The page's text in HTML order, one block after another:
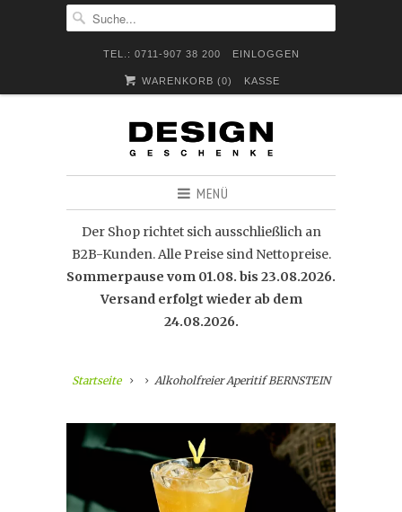
TEL.: 0711-907 38 200 EINLOGGEN
WARENKORB (0) KASSE
MENÜ
Der Shop richtet sich ausschließlich an
B2B-Kunden. Alle Preise sind Nettopreise.
Sommerpause vom 01.08. bis 23.08.2026.
Versand erfolgt wieder ab dem
24.08.2026.
Startseite Alkoholfreier Aperitif BERNSTEIN